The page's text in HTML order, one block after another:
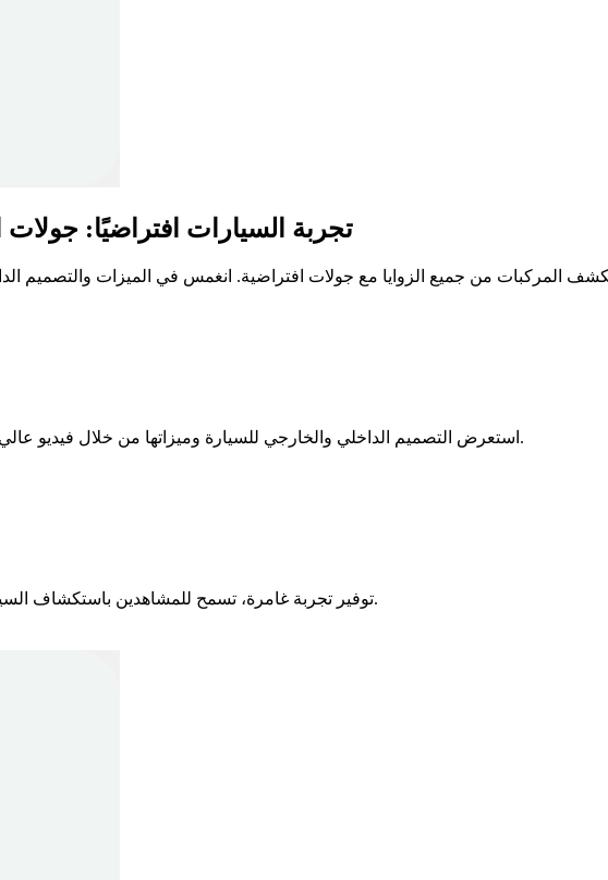
تجربة السيارات افتراضيًا:
استعرض التصميم الداخلي والخارجي للسيارة وميزاتها من خلال فيديو عالي الجودة لتسليط الضوء على كل التفاصيل والوظائف.
توفير تجربة غامرة، تسمح للمشاهدين باستكشاف السيارة من جميع الزوايا للحصول على فهم بصري كامل.